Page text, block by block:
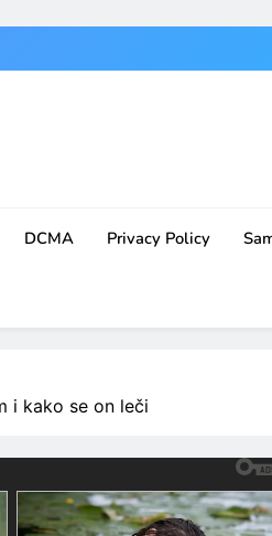
DCMA Privacy Policy
i kako se on leči